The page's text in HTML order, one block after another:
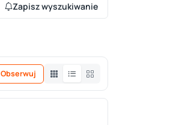
Zapisz wyszukiwanie
Obserwuj